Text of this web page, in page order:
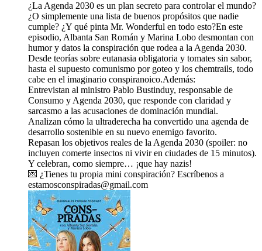
¿La Agenda 2030 es un plan secreto para controlar el mundo?
¿O simplemente una lista de buenos propósitos que nadie
cumple? ¿Y qué pinta Mr. Wonderful en todo esto?En este
episodio, Albanta San Román y Marina Lobo desmontan con
humor y datos la conspiración que rodea a la Agenda 2030.
Desde teorías sobre eutanasia obligatoria y tomates sin sabor,
hasta el supuesto comunismo por goteo y los chemtrails, todo
cabe en el imaginario conspiranoico.Además:
Entrevistan al ministro Pablo Bustinduy, responsable de
Consumo y Agenda 2030, que responde con claridad y
sarcasmo a las acusaciones de dominación mundial.
Analizan cómo la ultraderecha ha convertido una agenda de
desarrollo sostenible en su nuevo enemigo favorito.
Repasan los objetivos reales de la Agenda 2030 (spoiler: no
incluyen comerte insectos ni vivir en ciudades de 15 minutos).
Y celebran, como siempre… ¡que hay nazis!
💌 ¿Tienes tu propia mini conspiración? Escríbenos a
estamosconspiradas@gmail.com